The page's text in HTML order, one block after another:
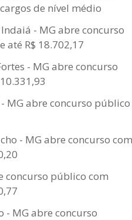
de nível médio
- MG abre concurso
até R$ 18.702,17
- MG abre concurso
MG abre concurso público
- MG abre concurso com
concurso público com
- MG abre concurso